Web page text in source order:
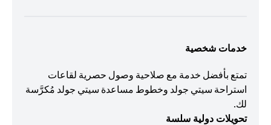
خدمات شخصية
تمتع بأفضل خدمة مع صلاحية وصول حصرية لقاعات
استراحة سيتي جولد وخطوط مساعدة سيتي جولد مُكرَّسة
لك.
تحويلات دولية سلسة